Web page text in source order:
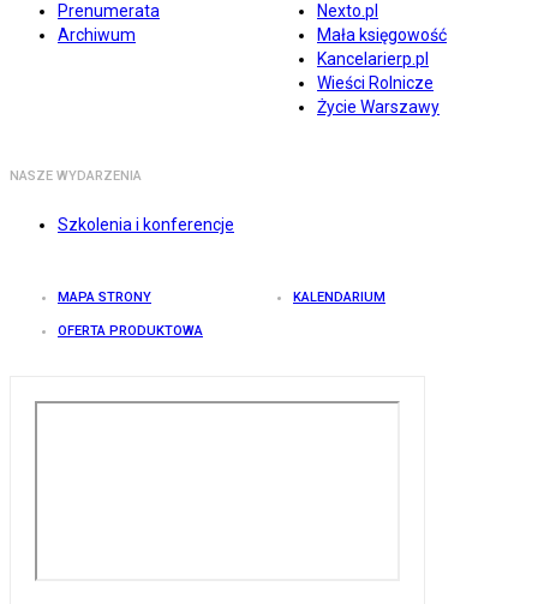
Prenumerata
Archiwum
Nexto.pl
Mała księgowość
Kancelarierp.pl
Wieści Rolnicze
Życie Warszawy
NASZE WYDARZENIA
Szkolenia i konferencje
MAPA STRONY KALENDARIUM
OFERTA PRODUKTOWA